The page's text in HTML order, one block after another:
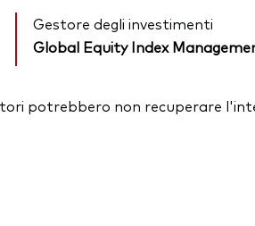
Gestore degli investimenti
Global Equity Index
potrebbero non recuperare